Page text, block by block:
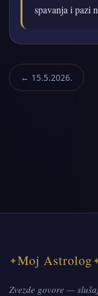
spavanja i pazi
← 15.5.2026.
✦Moj Astrolog
Zvezde govore —